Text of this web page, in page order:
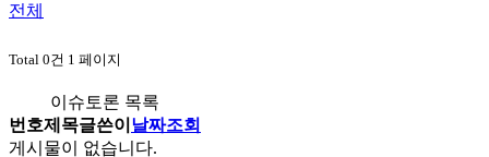
전체
Total 0건 1 페이지
이슈토론 목록
번호제목글쓴이 날짜조회
게시물이 없습니다.